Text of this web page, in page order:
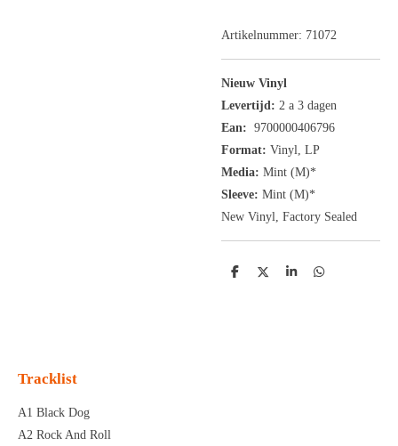
Artikelnummer: 71072
Nieuw Vinyl
Levertijd: 2 a 3 dagen
Ean: 9700000406796
Format: Vinyl, LP
Media: Mint (M)*
Sleeve: Mint (M)*
New Vinyl, Factory Sealed
D
D
S
D
Tracklist
A1 Black Dog
A2 Rock And Roll